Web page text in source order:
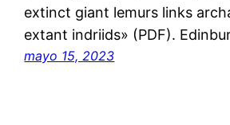
extinct giant lemurs links
extant indriids» (PDF).
mayo 15, 2023